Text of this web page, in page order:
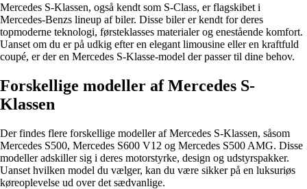
Mercedes S-Klassen, også kendt som S-Class, er flagskibet i
Mercedes-Benzs lineup af biler. Disse biler er kendt for deres
topmoderne teknologi, førsteklasses materialer og enestående komfort.
Uanset om du er på udkig efter en elegant limousine eller en kraftfuld
coupé, er der en Mercedes S-Klasse-model der passer til dine behov.
Forskellige modeller af Mercedes S-
Klassen
Der findes flere forskellige modeller af Mercedes S-Klassen, såsom
Mercedes S500, Mercedes S600 V12 og Mercedes S500 AMG. Disse
modeller adskiller sig i deres motorstyrke, design og udstyrspakker.
Uanset hvilken model du vælger, kan du være sikker på en luksuriøs
køreoplevelse ud over det sædvanlige.